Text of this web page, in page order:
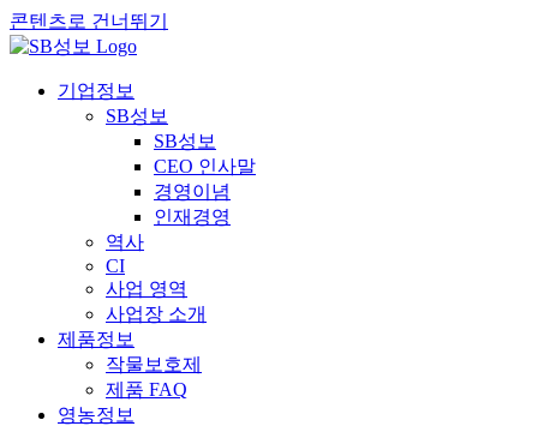
콘텐츠로 건너뛰기
기업정보
SB성보
SB성보
CEO 인사말
경영이념
인재경영
역사
CI
사업 영역
사업장 소개
제품정보
작물보호제
제품 FAQ
영농정보